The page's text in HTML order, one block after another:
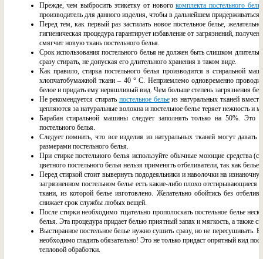
Прежде, чем выбросить этикетку от новогокомплекта постельного
производитель для данного изделия, чтобы в дальнейшем придерживаться
Перед тем, как первый раз застилать новое постельное белье,
гигиеническая процедура гарантирует избавление от загрязнений,
смягчит новую ткань постельного белья.
Срок использования постельного белья не должен быть слишком
сразу стирать, не допуская его длительного хранения в таком виде.
Как правило, стирка постельного белья производится в стиральной
хлопчатобумажной ткани – 40 ° С. Неприемлемо одновременно
белое и придать ему неряшливый вид. Чем больше степень загрязнения
Не рекомендуется стирать постельное бельеиз натуральных тканей
цепляются за натуральные волокна и постельное белье теряет нежность и
Барабан стиральной машины следует заполнять только на 50%.
постельного белья.
Следует помнить, что все изделия из натуральных тканей могут
размерами постельного белья.
При стирке постельного белья используйте обычные моющие средства
цветного постельного белья нельзя применять отбеливатели, так как белье
Перед стиркой стоит вывернуть пододеяльники и наволочки на
загрязненном постельном белье есть какие-либо плохо отстирывающиеся
ткани, из которой белье изготовлено. Желательно обойтись без
снижает срок службы любых вещей.
После стирки необходимо тщательно прополоскать постельное белье
белья. Эта процедура придает белью приятный запах и мягкость, а также
Выстиранное постельное белье нужно сушить сразу, но не пересушивать.
необходимо гладить обязательно! Это не только придаст опрятный вид
тепловой обработки.